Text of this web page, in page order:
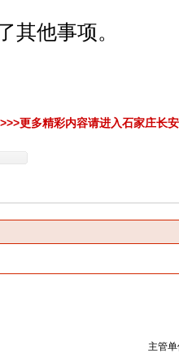
其他事项。
>>>更多精彩内容请进入石家庄长
主管